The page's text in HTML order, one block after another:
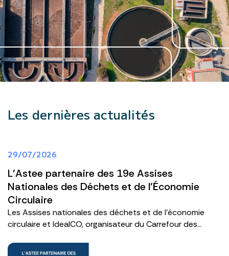
Les dernières actualités
29/07/2026
L'Astee partenaire des 19e Assises
Nationales des Déchets et de l’Économie
Circulaire
Les Assises nationales des déchets et de l’économie
circulaire et IdealCO, organisateur du Carrefour des...